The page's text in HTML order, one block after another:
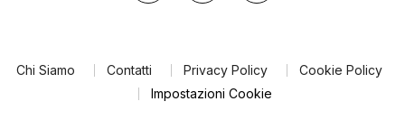
Chi Siamo Contatti Privacy Policy
Cookie Policy
Impostazioni Cookie